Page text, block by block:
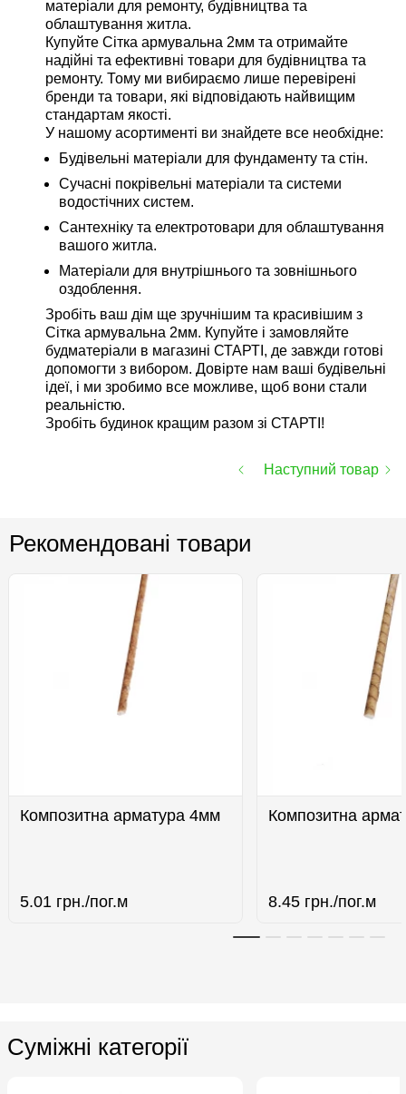
матеріали для ремонту, будівництва та
облаштування житла.
Купуйте Сітка армувальна 2мм та отримайте
надійні та ефективні товари для будівництва та
ремонту. Тому ми вибираємо лише перевірені
бренди та товари, які відповідають найвищим
стандартам якості.
У нашому асортименті ви знайдете все необхідне:
Будівельні матеріали для фундаменту та стін.
Сучасні покрівельні матеріали та системи
водостічних систем.
Сантехніку та електротовари для облаштування
вашого житла.
Матеріали для внутрішнього та зовнішнього
оздоблення.
Зробіть ваш дім ще зручнішим та красивішим з
Сітка армувальна 2мм. Купуйте і замовляйте
будматеріали в магазині СТАРТІ, де завжди готові
допомогти з вибором. Довірте нам ваші будівельні
ідеї, і ми зробимо все можливе, щоб вони стали
реальністю.
Зробіть будинок кращим разом зі СТАРТІ!
Наступний товар
Рекомендовані товари
Композитна арматура 4мм
5.01 грн./пог.м
Композитна
8.45 грн./пог.м
Суміжні категорії